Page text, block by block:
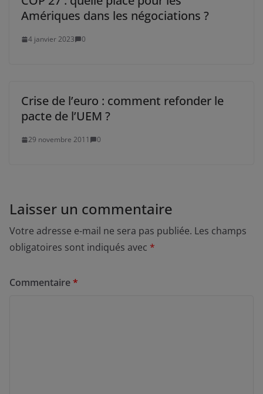
Amériques dans les négociations ?
4 janvier 2023 0
Crise de l’euro : comment refonder le
pacte de l’UEM ?
29 novembre 2011 0
Laisser un commentaire
Votre adresse e-mail ne sera pas publiée. Les champs
obligatoires sont indiqués avec *
Commentaire*